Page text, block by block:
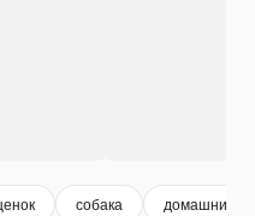
собака домашние